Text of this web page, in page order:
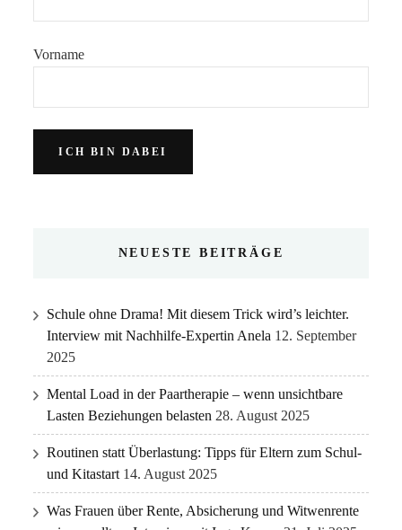
Vorname
NEUESTE BEITRÄGE
Schule ohne Drama! Mit diesem Trick wird’s leichter.
Interview mit Nachhilfe-Expertin Anela 12. September
2025
Mental Load in der Paartherapie – wenn unsichtbare
Lasten Beziehungen belasten 28. August 2025
Routinen statt Überlastung: Tipps für Eltern zum Schul-
und Kitastart 14. August 2025
Was Frauen über Rente, Absicherung und Witwenrente